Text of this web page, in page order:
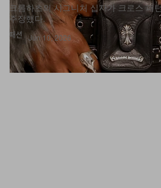
패션
크롬하츠의 시그니처 십자가 크로스 패
주장했다.
Jun 10, 2026